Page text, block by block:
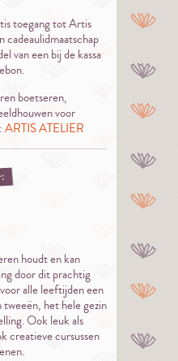
toegang tot Artis
cadeaulidmaatschap
van een bij de kassa
boetseren,
voor
ARTIS ATELIER
houdt en kan
door dit prachtig
alle leeftijden een
het hele gezin
Ook leuk als
creatieve cursussen